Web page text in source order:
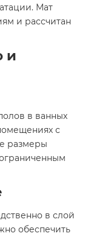
Мат
и рассчитан
и
в ванных
с
размеры
в слой
обеспечить